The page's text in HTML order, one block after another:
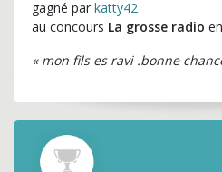
gagné par katty42
au concours La grosse radio
« mon fils es ravi .bonne